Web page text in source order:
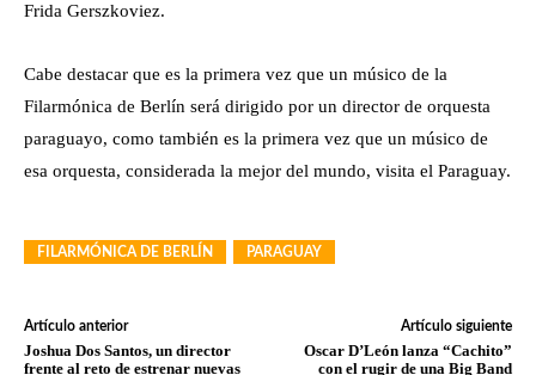
Frida Gerszkoviez.
Cabe destacar que es la primera vez que un músico de la
Filarmónica de Berlín será dirigido por un director de orquesta
paraguayo, como también es la primera vez que un músico de
esa orquesta, considerada la mejor del mundo, visita el Paraguay.
FILARMÓNICA DE BERLÍN PARAGUAY
Artículo anterior
Joshua Dos Santos, un director
frente al reto de estrenar nuevas
Artículo siguiente
Oscar D’León lanza “Cachito”
con el rugir de una Big Band